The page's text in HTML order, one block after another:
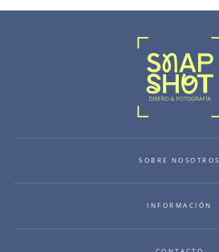
SOBRE NOSOTROS
INFORMACIÓN